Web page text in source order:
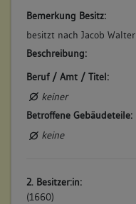
Bemerkung Besitz:
besitzt nach Jacob Walter
Beschreibung:
Beruf / Amt / Titel:
keiner
Betroffene Gebäudeteile:
keine
2. Besitzer:in:
(1660)